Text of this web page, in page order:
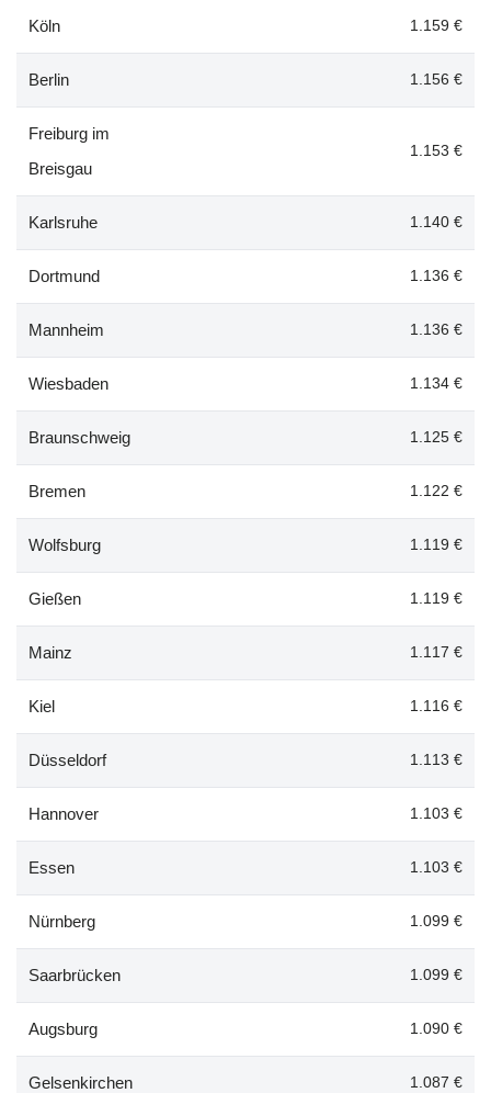
Köln 1.159 €
Berlin 1.156 €
Freiburg im
Breisgau
1.153 €
Karlsruhe 1.140 €
Dortmund 1.136 €
Mannheim 1.136 €
Wiesbaden 1.134 €
Braunschweig 1.125 €
Bremen 1.122 €
Wolfsburg 1.119 €
Gießen 1.119 €
Mainz 1.117 €
Kiel 1.116 €
Düsseldorf 1.113 €
Hannover 1.103 €
Essen 1.103 €
Nürnberg 1.099 €
Saarbrücken 1.099 €
Augsburg 1.090 €
Gelsenkirchen 1.087 €